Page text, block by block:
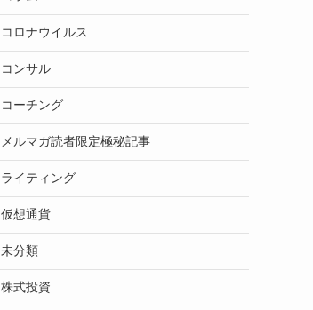
コロナウイルス
コンサル
コーチング
メルマガ読者限定極秘記事
ライティング
仮想通貨
未分類
株式投資